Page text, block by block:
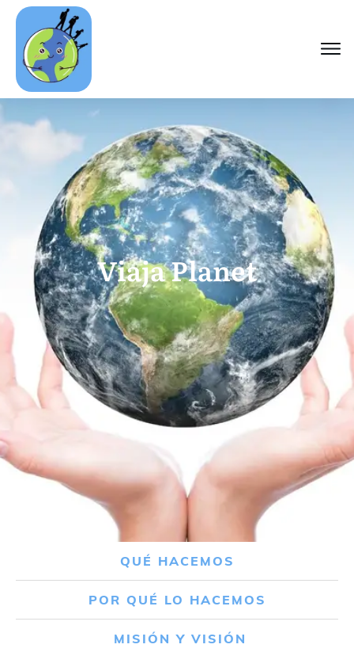
Viaja Planet
QUÉ HACEMOS
POR QUÉ LO HACEMOS
MISIÓN Y VISIÓN